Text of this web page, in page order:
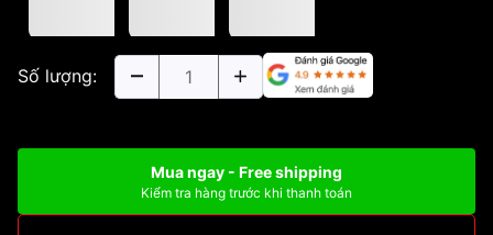
Số lượng:
Mua ngay - Free shipping
Kiểm tra hàng trước khi thanh toán